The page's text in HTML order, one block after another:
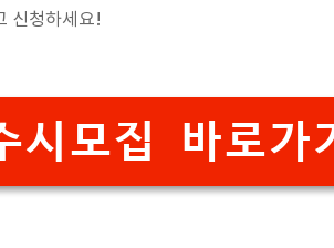
신청하세요!
시모집 바로가